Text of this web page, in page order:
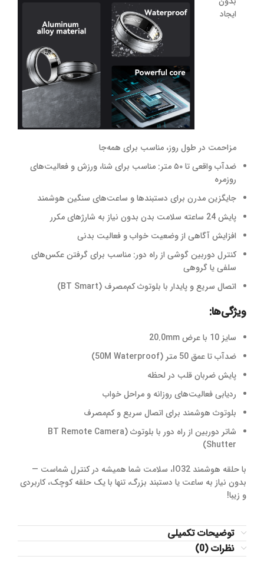
ایجاد
مزاحمت در طول روز، مناسب برای همه‌جا
ضدآب واقعی تا ۵۰ متر: مناسب برای شنا، ورزش و فعالیت‌های
روزمره
جایگزین مدرن برای دستبندها و ساعت‌های سنگین هوشمند
پایش 24 ساعته سلامت بدن بدون نیاز به شارژهای مکرر
افزایش آگاهی از وضعیت خواب و فعالیت بدنی
کنترل دوربین گوشی از راه دور: مناسب برای گرفتن عکس‌های
سلفی یا گروهی
اتصال سریع و پایدار با بلوتوث کم‌مصرف (BT Smart)
ویژگی‌ها:
سایز 10 با عرض 20.0mm
ضدآب تا عمق 50 متر (50M Waterproof)
پایش ضربان قلب در لحظه
ردیابی فعالیت‌های روزانه و مراحل خواب
بلوتوث هوشمند برای اتصال سریع و کم‌مصرف
شاتر دوربین از راه دور با بلوتوث (BT Remote Camera
Shutter)
با حلقه هوشمند IO32، سلامت شما همیشه در کنترل شماست —
بدون نیاز به ساعت یا دستبند بزرگ، تنها با یک حلقه کوچک، کاربردی
و زیبا!
توضیحات تکمیلی
نظرات (0)